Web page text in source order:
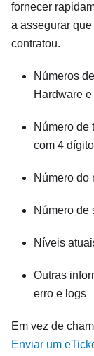
fornecer
a assegurar
contratou.
Números
Hardware
Número de
com 4
Número do
Número de
Níveis
Outras
erro e logs
Em vez de
Enviar um